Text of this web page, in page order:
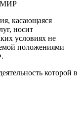
касающаяся
носит
условиях не
положениями
которой в